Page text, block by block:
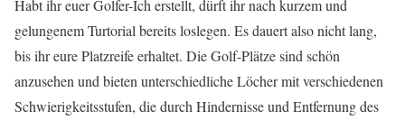
Habt ihr euer Golfer-Ich erstellt, dürft ihr nach kurzem und
gelungenem Turtorial bereits loslegen. Es dauert also nicht lang,
bis ihr eure Platzreife erhaltet. Die Golf-Plätze sind schön
anzusehen und bieten unterschiedliche Löcher mit verschiedenen
Schwierigkeitsstufen, die durch Hindernisse und Entfernung des